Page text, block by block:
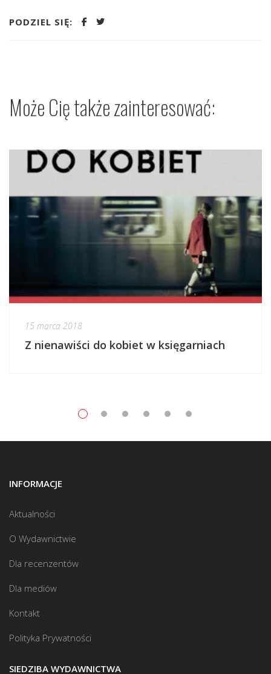
PODZIEL SIĘ:
Może Cię także zainteresować:
15 marca 2018
Z nienawiści do kobiet w księgarniach
INFORMACJE
Aktualności
O Wydawnictwie
Dla recenzentów
Dla mediów
Kontakt
Polityka Prywatności
SIEDZIBA WYDAWNICTWA